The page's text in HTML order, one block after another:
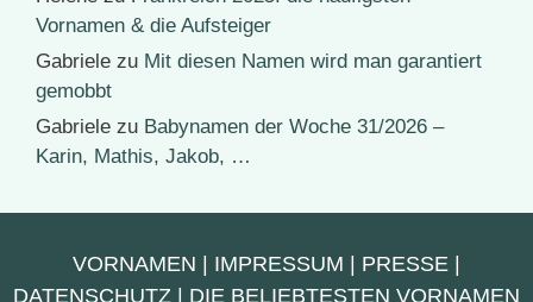
Vornamen & die Aufsteiger
Gabriele zu Mit diesen Namen wird man garantiert
gemobbt
Gabriele zu Babynamen der Woche 31/2026 –
Karin, Mathis, Jakob, …
VORNAMEN | IMPRESSUM | PRESSE |
DATENSCHUTZ | DIE BELIEBTESTEN VORNAMEN